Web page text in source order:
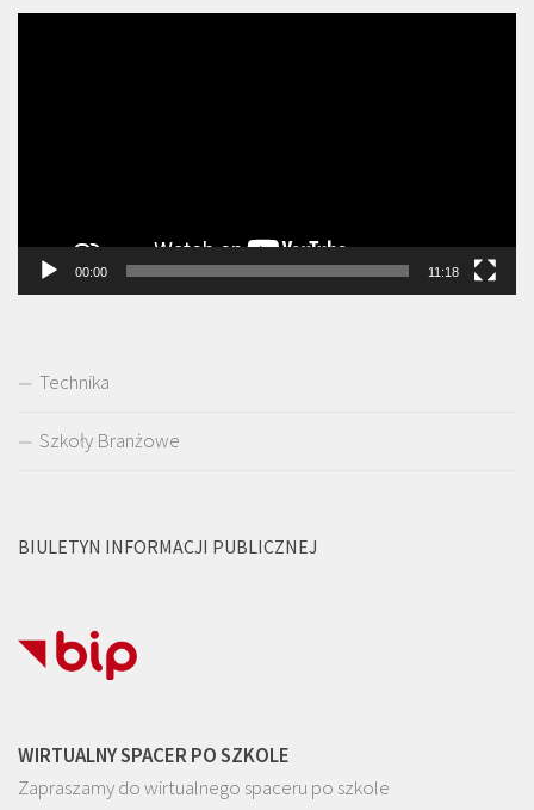
00:00 11:18
Technika
Szkoły Branżowe
BIULETYN INFORMACJI PUBLICZNEJ
WIRTUALNY SPACER PO SZKOLE
Zapraszamy do wirtualnego spaceru po szkole